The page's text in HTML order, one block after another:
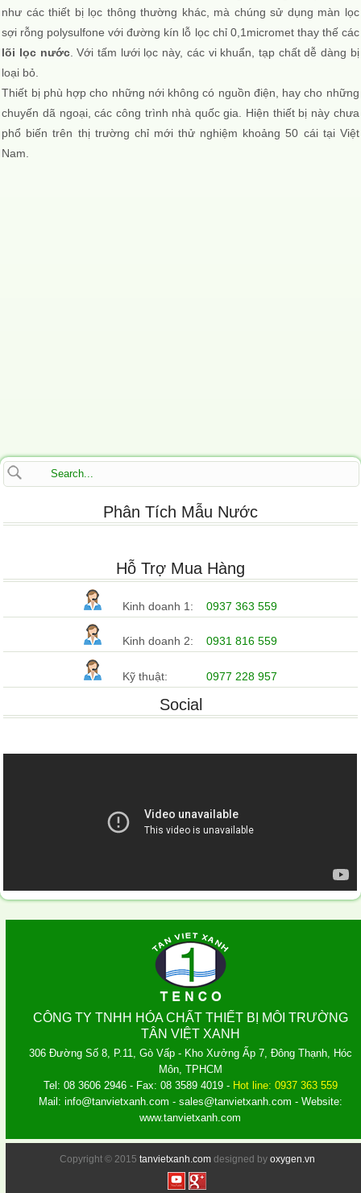
như các thiết bị lọc thông thường khác, mà chúng sử dụng màn lọc
sợi rỗng polysulfone với đường kín lỗ lọc chỉ 0,1micromet thay thế các
lõi lọc nước. Với tấm lưới lọc này, các vi khuẩn, tạp chất dễ dàng bị
loại bỏ.
Thiết bị phù hợp cho những nới không có nguồn điện, hay cho những
chuyến dã ngoại, các công trình nhà quốc gia. Hiện thiết bị này chưa
phổ biến trên thị trường chỉ mới thử nghiệm khoảng 50 cái tại Việt
Nam.
Phân Tích Mẫu Nước
Hỗ Trợ Mua Hàng
Kinh doanh 1: 0937 363 559
Kinh doanh 2: 0931 816 559
Kỹ thuật: 0977 228 957
Social
CÔNG TY TNHH HÓA CHẤT THIẾT BỊ MÔI TRƯỜNG
TÂN VIỆT XANH
306 Đường Số 8, P.11, Gò Vấp - Kho Xưởng Ấp 7, Đông Thạnh, Hóc
Môn, TPHCM
Tel: 08 3606 2946 - Fax: 08 3589 4019 - Hot line: 0937 363 559
Mail: info@tanvietxanh.com - sales@tanvietxanh.com - Website:
www.tanvietxanh.com
Copyright © 2015tanvietxanh.com designed byoxygen.vn